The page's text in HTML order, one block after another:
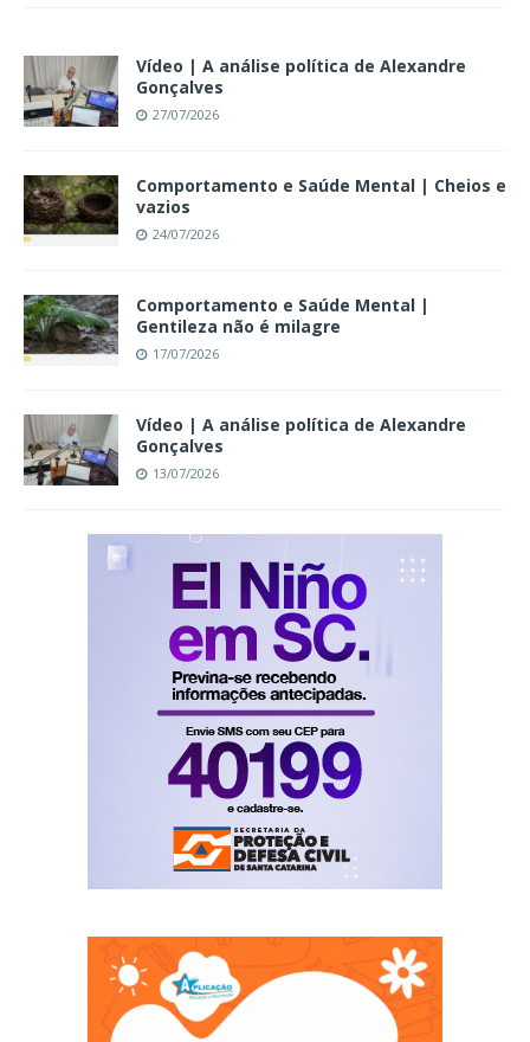
Vídeo | A análise política de Alexandre
Gonçalves
27/07/2026
Comportamento e Saúde Mental | Cheios e
vazios
24/07/2026
Comportamento e Saúde Mental |
Gentileza não é milagre
17/07/2026
Vídeo | A análise política de Alexandre
Gonçalves
13/07/2026